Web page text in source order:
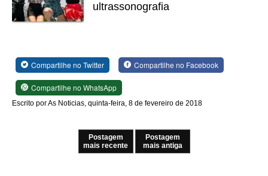
ultrassonografia
Compartilhe no Twitter Compartilhe no Facebook
Compartilhe no WhatsApp
Escrito por As Noticias, quinta-feira, 8 de fevereiro de 2018
Postagem
mais recente
Postagem
mais antiga